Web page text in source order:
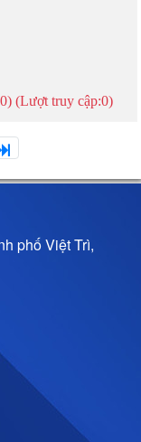
(Lượt truy cập:0)
phố Việt Trì,